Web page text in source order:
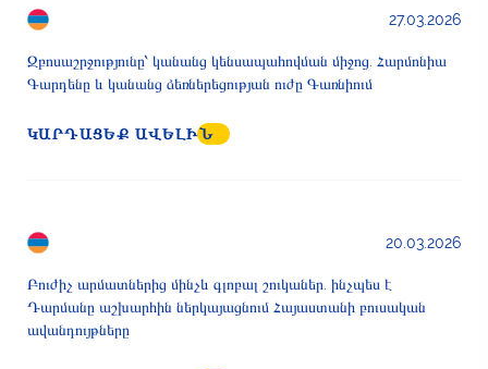
27.03.2026
Զբոսաշրջությունը՝ կանանց կենսապահովման միջոց. Հարմոնիա
Գարդենը և կանանց ձեռներեցության ուժը Գառնիում
ԿԱՐԴԱՑԵՔ ԱՎԵԼԻՆ
20.03.2026
Բուժիչ արմատներից մինչև գլոբալ շուկաներ. ինչպես է
Դարմանը աշխարհին ներկայացնում Հայաստանի բուսական
ավանդույթները